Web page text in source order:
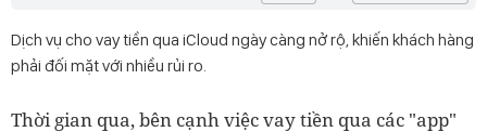
Dịch vụ cho vay tiền qua iCloud ngày càng nở rộ, khiến khách hàng
phải đối mặt với nhiều rủi ro.
Thời gian qua, bên cạnh việc vay tiền qua các "app"